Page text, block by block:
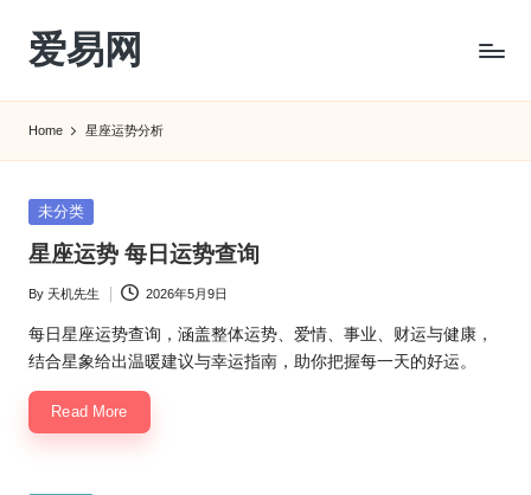
Skip
content
爱易网
转
农
历
历
查
询
_2ebc.com
Home 星座运势分析
Posted
未分类
星座运势 每日运势查询
Posted
by
By 天机先生 2026年5月9日
每日星座运势查询，涵盖整体运势、爱情、事业、财运与健康，
结合星象给出温暖建议与幸运指南，助你把握每一天的好运。
Read More